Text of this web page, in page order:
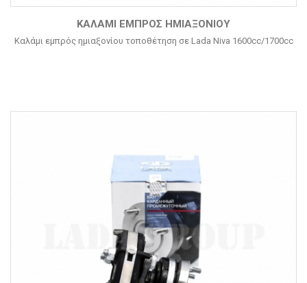
ΚΑΛΆΜΙ ΕΜΠΡΌΣ ΗΜΙΑΞΟΝΊΟΥ
Καλάμι εμπρός ημιαξονίου τοποθέτηση σε Lada Niva 1600cc/1700cc